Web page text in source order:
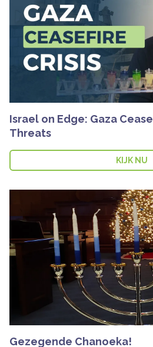
Israel on Edge: Gaza
Threats
KIJK NU
Gezegende Chanoeka!